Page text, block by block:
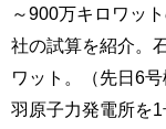
～900万キロワッ
社の試算を紹介。
ワット。（先日6
羽原子力発電所を